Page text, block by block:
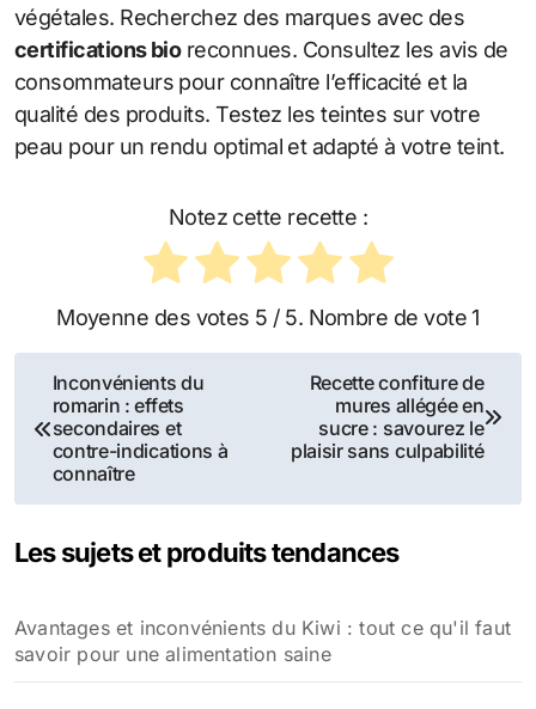
végétales. Recherchez des marques avec des
certifications bioreconnues. Consultez les avis de
consommateurs pour connaître l’efficacité et la
qualité des produits. Testez les teintes sur votre
peau pour un rendu optimal et adapté à votre teint.
Notez cette recette :
Moyenne des votes 5 / 5. Nombre de vote1
Navigation
de
l’article
Inconvénients du
romarin : effets
secondaires et
contre-indications à
connaître
Recette confiture de
mures allégée en
sucre : savourez le
plaisir sans culpabilité
Les sujets et produits tendances
Avantages et inconvénients du Kiwi : tout ce qu'il faut
savoir pour une alimentation saine